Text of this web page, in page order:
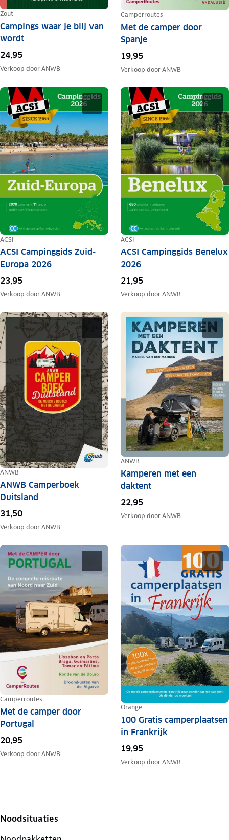
Zout
Campings waar je blij van
wordt
24,95
Verkoop doorANWB
Camperroutes
Met de camper door
Spanje
19,95
Verkoop doorANWB
ACSI
ACSI Campinggids Zuid-
Europa 2026
23,95
Verkoop doorANWB
ACSI
ACSI Campinggids Benelux
2026
21,95
Verkoop doorANWB
ANWB
ANWB Camperboek
Duitsland
31,50
Verkoop doorANWB
ANWB
Kamperen met een
daktent
22,95
Verkoop doorANWB
Camperroutes
Met de camper door
Portugal
20,95
Verkoop doorANWB
Orange
100 Gratis camperplaatsen
in Frankrijk
19,95
Verkoop doorANWB
Noodsituaties